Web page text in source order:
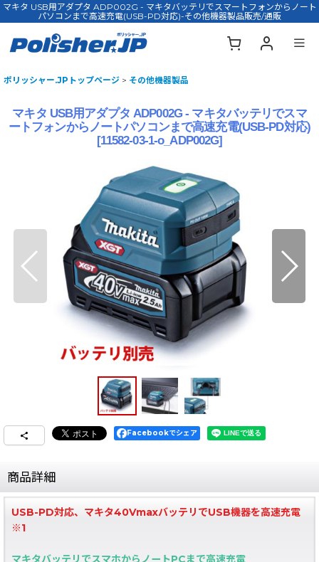
マキタ USB用アダプタ ADP002G - マキタバッテリでスマートフォンからノート
パソコンまで高速充電(USB-PD対応)-その他機器製品販売/通販
ポリッシャー.JPトップページ > その他機器製品
マキタ USB用アダプタ ADP002G - マキタバッテリでスマ
ートフォンからノートパソコンまで高速充電(USB-PD対応)
[11582-03-1-o_ADP002G]
Facebookでシェア
商品詳細
USB-PD対応、マキタ40VmaxバッテリでUSB機器を高速充電
※1
マキタバッテリでスマホからノートPCまで高速充電